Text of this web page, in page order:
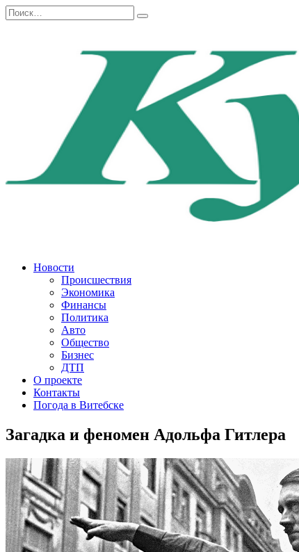
Перейти
к
Search
for:
Новости
Происшествия
Экономика
Финансы
Политика
Авто
Общество
Бизнес
ДТП
О проекте
Контакты
Погода в Витебске
Загадка и феномен Адольфа Гитлера